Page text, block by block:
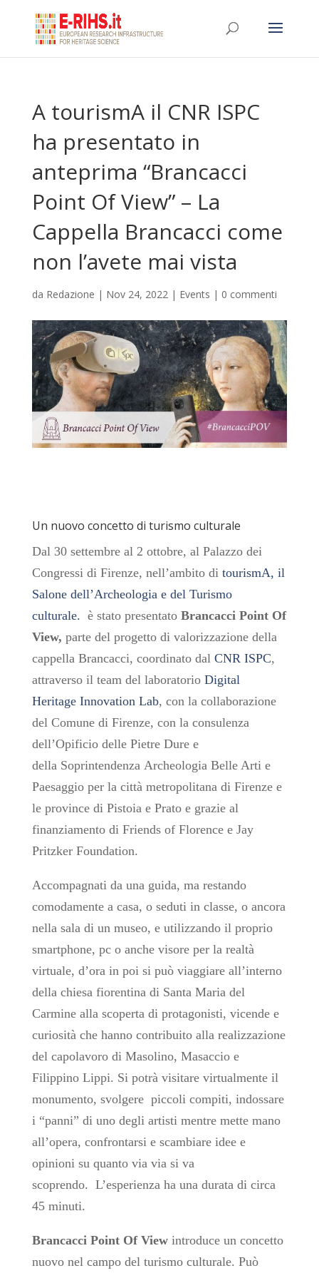
A tourismA il CNR ISPC
ha presentato in
anteprima “Brancacci
Point Of View” – La
Cappella Brancacci come
non l’avete mai vista
da Redazione | Nov 24, 2022| Events | 0 commenti
Un nuovo concetto di turismo culturale
Dal 30 settembre al 2 ottobre, al Palazzo dei
Congressi di Firenze, nell’ambito di tourismA, il
Salone dell’Archeologia e del Turismo
culturale. è stato presentato Brancacci Point Of
View, parte del progetto di valorizzazione della
cappella Brancacci, coordinato dal CNR ISPC,
attraverso il team del laboratorio Digital
Heritage Innovation Lab, con la collaborazione
del Comune di Firenze, con la consulenza
dell’Opificio delle Pietre Dure e
della Soprintendenza Archeologia Belle Arti e
Paesaggio per la città metropolitana di Firenze e
le province di Pistoia e Prato e grazie al
finanziamento di Friends of Florence e Jay
Pritzker Foundation.
Accompagnati da una guida, ma restando
comodamente a casa, o seduti in classe, o ancora
nella sala di un museo, e utilizzando il proprio
smartphone, pc o anche visore per la realtà
virtuale, d’ora in poi si può viaggiare all’interno
della chiesa fiorentina di Santa Maria del
Carmine alla scoperta di protagonisti, vicende e
curiosità che hanno contribuito alla realizzazione
del capolavoro di Masolino, Masaccio e
Filippino Lippi. Si potrà visitare virtualmente il
monumento, svolgere piccoli compiti, indossare
i “panni” di uno degli artisti mentre mette mano
all’opera, confrontarsi e scambiare idee e
opinioni su quanto via via si va
scoprendo. L’esperienza ha una durata di circa
45 minuti.
Brancacci Point Of Viewintroduce un concetto
nuovo nel campo del turismo culturale. Può